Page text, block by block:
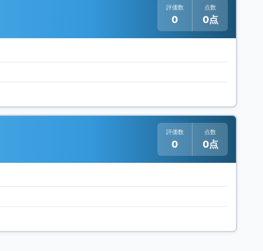
評価数
0
点数
0点
評価数
0
点数
0点